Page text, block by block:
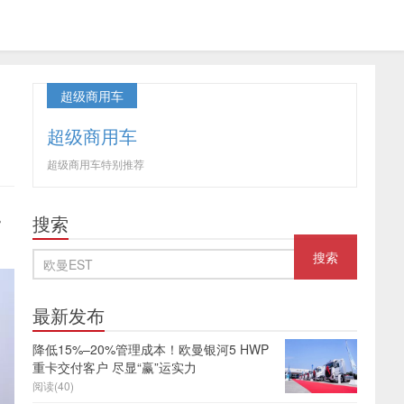
超级商用车
超级商用车
超级商用车特别推荐
搜索
最新发布
降低15%–20%管理成本！欧曼银河5 HWP
重卡交付客户 尽显“赢”运实力
阅读(40)